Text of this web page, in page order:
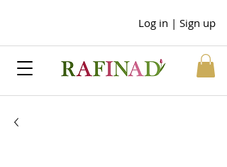
Log in | Sign up